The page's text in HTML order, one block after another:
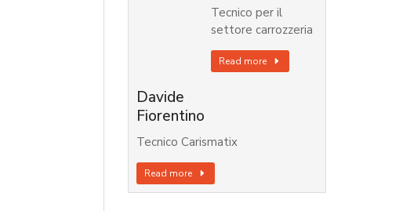
Tecnico per il
settore carrozzeria
Read more
Davide
Fiorentino
Tecnico Carismatix
Read more